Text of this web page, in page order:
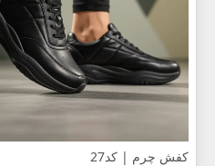
کفش چرم | کد27